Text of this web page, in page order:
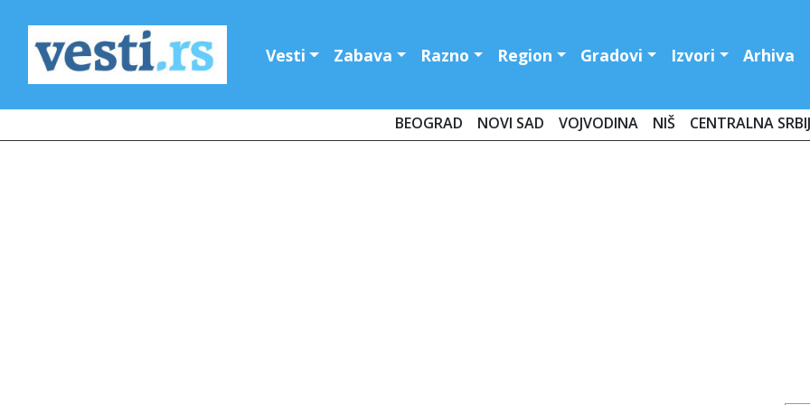
Vesti Zabava Razno Region Gradovi Izvori Arhiva
BEOGRAD NOVI SAD VOJVODINA NIŠ CENTRALNA